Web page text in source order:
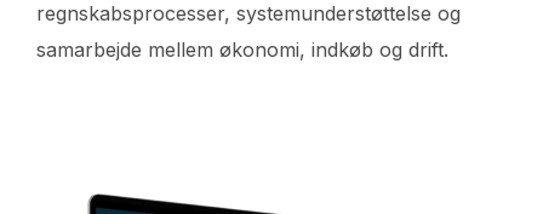
regnskabsprocesser, systemunderstøttelse og
samarbejde mellem økonomi, indkøb og drift.